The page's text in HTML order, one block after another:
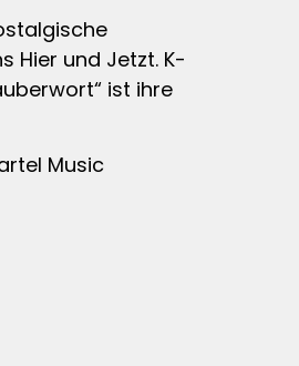
Hier und Jetzt. K-
ist ihre
Music